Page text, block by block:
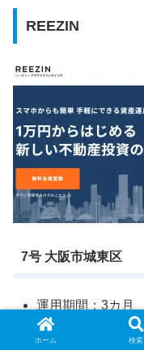
REEZIN
7号 大阪市城東区
運用期間：3カ月
利回り：8.0％
ホーム 検索